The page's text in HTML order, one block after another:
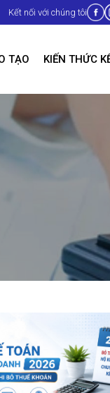
Kết nối với chúng tôi
TẠO KIẾN THỨC